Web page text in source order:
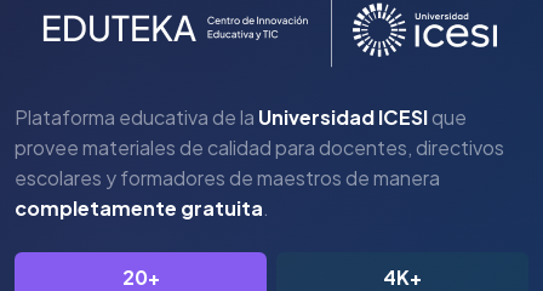
Plataforma educativa de la Universidad ICESIque
provee materiales de calidad para docentes, directivos
escolares y formadores de maestros de manera
completamente gratuita.
20+ 4K+